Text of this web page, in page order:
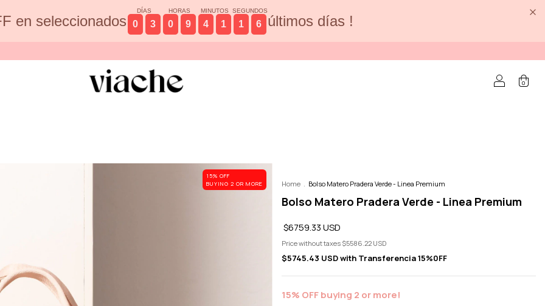
en seleccionados
DÍAS
0 3
HORAS
0 9
MINUTOS
4 1
SEGUNDOS
1 5 últimos días !
0
15% OFF
BUYING 2 OR MORE
Home . Bolso Matero Pradera Verde - Linea Premium
Bolso Matero Pradera Verde - Linea Premium
$6759.33 USD
Price without taxes $5586.22 USD
$5745.43 USDwith Transferencia 15%0FF
15% OFF buying 2 or more!